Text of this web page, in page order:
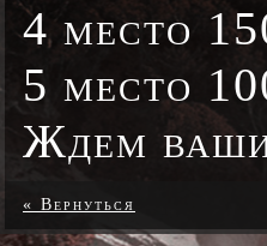
4 место
5 место
Ждем
« Вернуться